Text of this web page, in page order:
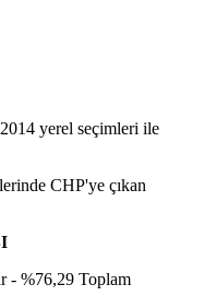
yerel seçimleri ile
CHP'ye çıkan
- %76,29 Toplam